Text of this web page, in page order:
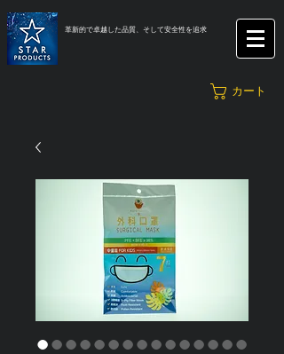
革新的で卓越した品質、そして安全性を追求
カート